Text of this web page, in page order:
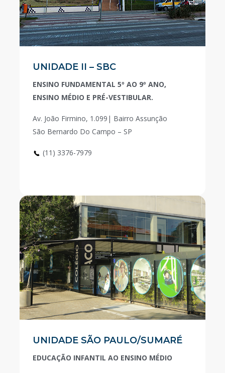
UNIDADE II – SBC
ENSINO FUNDAMENTAL 5º AO 9º ANO,
ENSINO MÉDIO E PRÉ-VESTIBULAR.
Av. João Firmino, 1.099| Bairro Assunção
São Bernardo Do Campo – SP
(11) 3376-7979
UNIDADE SÃO PAULO/SUMARÉ
EDUCAÇÃO INFANTIL AO ENSINO MÉDIO